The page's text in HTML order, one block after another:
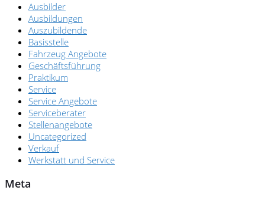
Ausbilder
Ausbildungen
Auszubildende
Basisstelle
Fahrzeug Angebote
Geschäftsführung
Praktikum
Service
Service Angebote
Serviceberater
Stellenangebote
Uncategorized
Verkauf
Werkstatt und Service
Meta